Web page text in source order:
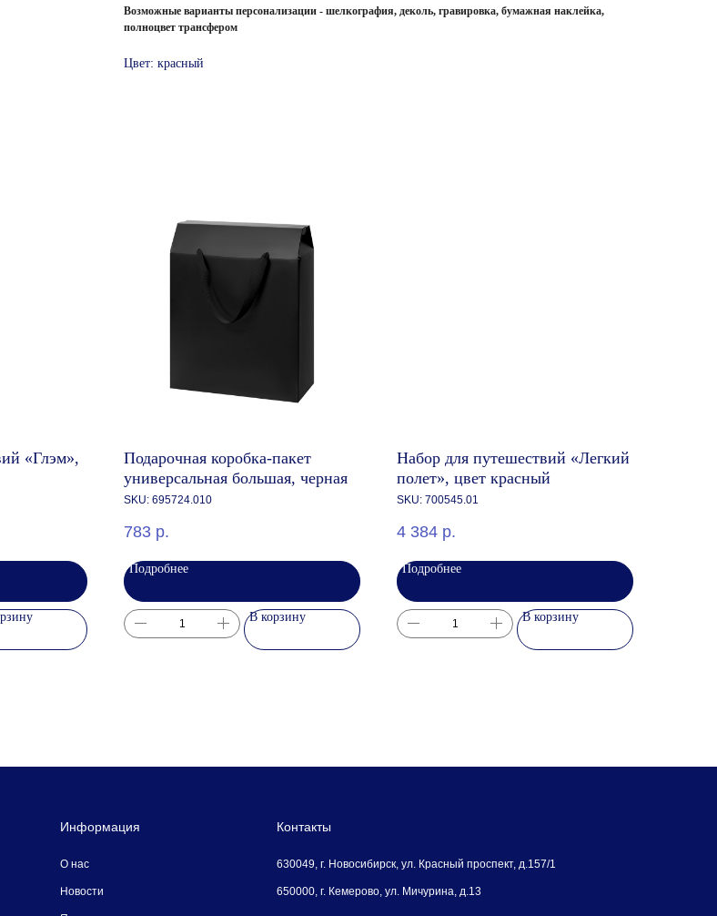
Возможные варианты персонализации - шелкография, деколь, гравировка, бумажная наклейка,
полноцвет трансфером
Цвет: красный
«Глэм»,
Подарочная коробка-пакет
универсальная большая, черная
SKU: 695724.010
783 р.
Подробнее
В корзину
Набор для путешествий «Легкий
полет», цвет красный
SKU: 700545.01
4 384 р.
Подробнее
В корзину
630049, г. Новосибирск, ул. Красный проспект, д.157/1
650000, г. Кемерово, ул. Мичурина, д.13
Новости
О наc
Информация Контакты